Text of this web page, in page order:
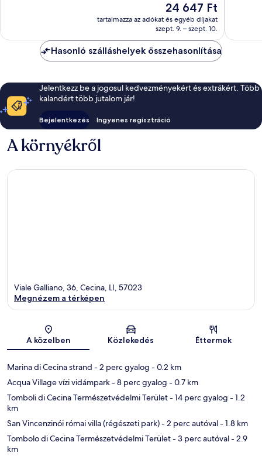
értékelés
Az
ár
24 647 Ft
24 647 Ft
tartalmazza az adókat és egyéb díjakat
szept. 9. – szept. 10.
Hasonló szálláshelyek összehasonlítása
Jelentkezz be a jogosul kedvezményekért és extrákért. Több
kalandért több jutalom jár!
Bejelentkezés Ingyenes regisztráció
A környékről
Térkép
Viale Galliano, 36, Cecina, LI, 57023
Megnézem a térképen
A közelben Közlekedés Éttermek
Marina di Cecina strand - 2 perc gyalog - 0.2 km
Acqua Village vízi vidámpark- 8 perc gyalog - 0.7 km
Tomboli di Cecina Természetvédelmi Terület- 14 perc gyalog - 1.2
km
San Vincenzinói római villa (régészeti park)- 2 perc autóval- 1.8 km
Tombolo di Cecina Természetvédelmi Terület- 3 perc autóval- 2.9
km